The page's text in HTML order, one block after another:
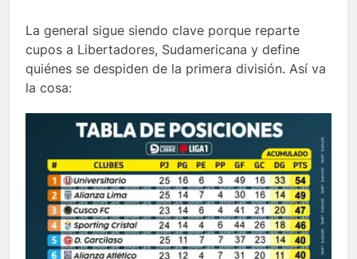
La general sigue siendo clave porque reparte
cupos a Libertadores, Sudamericana y define
quiénes se despiden de la primera división. Así va
la cosa: